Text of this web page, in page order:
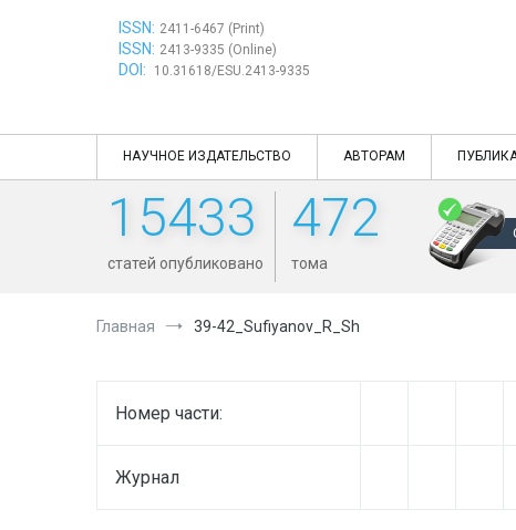
ISSN: 2411-6467 (Print)
ISSN: 2413-9335 (Online)
DOI: 10.31618/ESU.2413-9335
НАУЧНОЕ ИЗДАТЕЛЬСТВО АВТОРАМ
15433
статей опубликовано
472
тома
Главная 39-42_Sufiyanov_R_Sh
Номер части:
Журнал